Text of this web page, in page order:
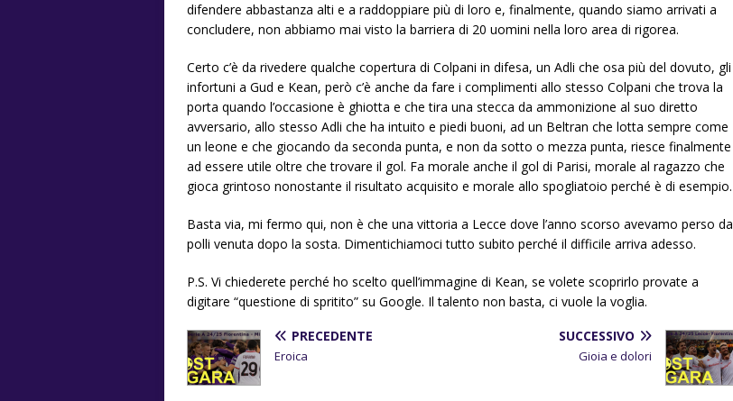
difendere abbastanza alti e a raddoppiare più di loro e, finalmente, quando siamo arrivati a
concludere, non abbiamo mai visto la barriera di 20 uomini nella loro area di rigorea.
Certo c’è da rivedere qualche copertura di Colpani in difesa, un Adli che osa più del dovuto, gli
infortuni a Gud e Kean, però c’è anche da fare i complimenti allo stesso Colpani che trova la
porta quando l’occasione è ghiotta e che tira una stecca da ammonizione al suo diretto
avversario, allo stesso Adli che ha intuito e piedi buoni, ad un Beltran che lotta sempre come
un leone e che giocando da seconda punta, e non da sotto o mezza punta, riesce finalmente
ad essere utile oltre che trovare il gol. Fa morale anche il gol di Parisi, morale al ragazzo che
gioca grintoso nonostante il risultato acquisito e morale allo spogliatoio perché è di esempio.
Basta via, mi fermo qui, non è che una vittoria a Lecce dove l’anno scorso avevamo perso da
polli venuta dopo la sosta. Dimentichiamoci tutto subito perché il difficile arriva adesso.
P.S. Vi chiederete perché ho scelto quell’immagine di Kean, se volete scoprirlo provate a
digitare “questione di spritito” su Google. Il talento non basta, ci vuole la voglia.
PRECEDENTE
Eroica
SUCCESSIVO
Gioia e dolori